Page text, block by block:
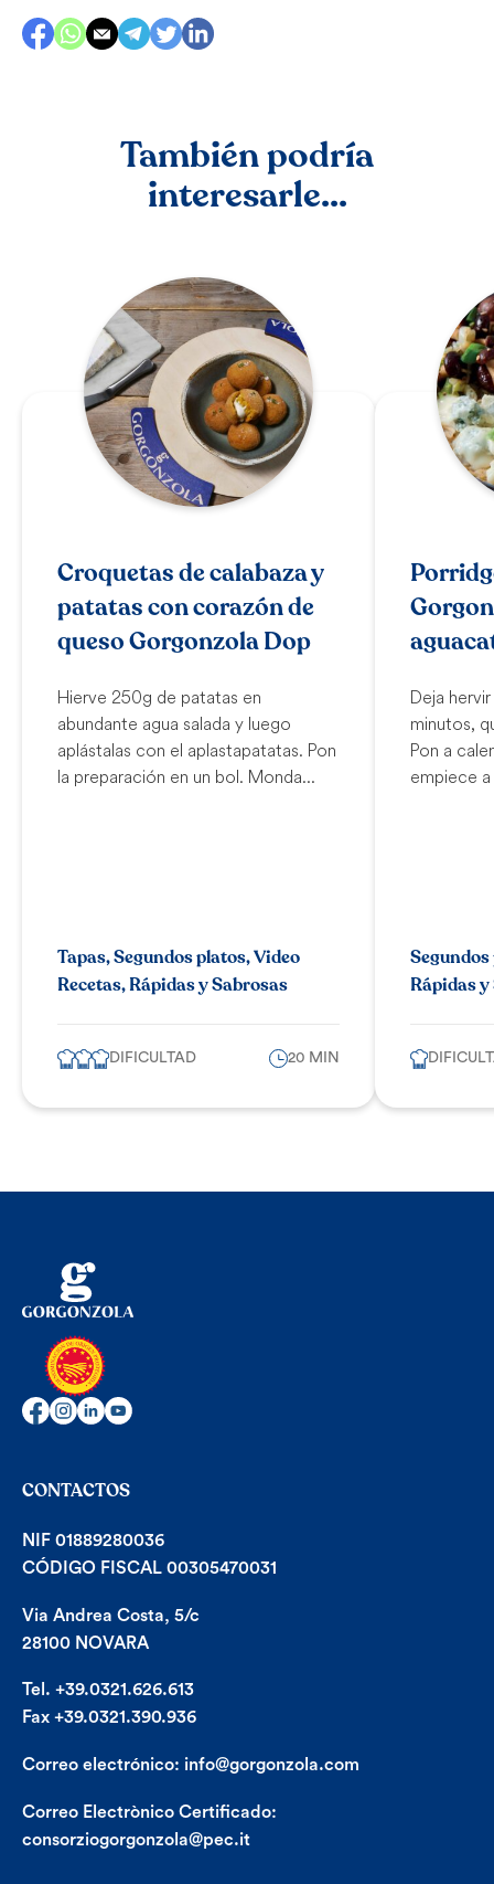
También podría
interesarle...
Croquetas de calabaza y
patatas con corazón de
queso Gorgonzola Dop
Hierve 250g de patatas en
abundante agua salada y luego
aplástalas con el aplastapatatas. Pon
la preparación en un bol. Monda...
Tapas, Segundos platos, Video
Recetas, Rápidas y Sabrosas
DIFICULTAD 20 MIN
Deja
minutos,
Pon a
empiece
Rápidas
CONTACTOS
NIF 01889280036
CÓDIGO FISCAL 00305470031
Via Andrea Costa, 5/c
28100 NOVARA
Tel. +39.0321.626.613
Fax +39.0321.390.936
Correo electrónico: info@gorgonzola.com
Correo Electrònico Certificado:
consorziogorgonzola@pec.it